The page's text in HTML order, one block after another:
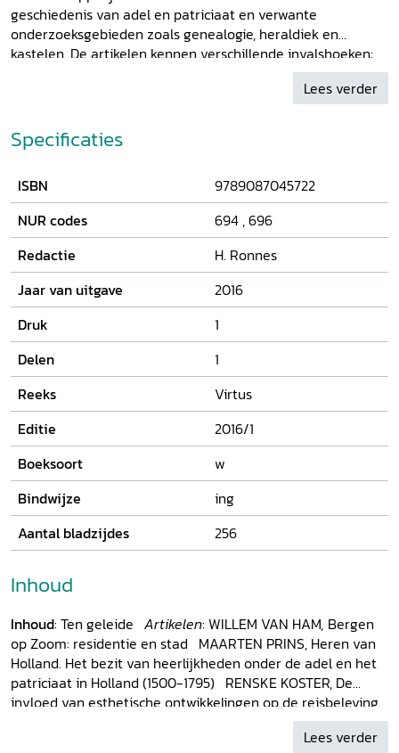
geschiedenis van adel en patriciaat en verwante
onderzoeksgebieden zoals genealogie, heraldiek en
kastelen. De artikelen kennen verschillende invalshoeken:
politiek, sociaaleconomisch, gender, identiteit en materiële
Lees verder
Specificaties
ISBN
9789087045722
NUR codes
694 ,696
Redactie
H. Ronnes
Jaar van uitgave
2016
Druk
1
Delen
1
Reeks
Virtus
Editie
2016/1
Boeksoort
w
Bindwijze
ing
Aantal bladzijdes
256
Inhoud
Inhoud: Ten geleide Artikelen: WILLEM VAN HAM, Bergen
op Zoom: residentie en stad MAARTEN PRINS, Heren van
Holland. Het bezit van heerlijkheden onder de adel en het
patriciaat in Holland (1500-1795) RENSKE KOSTER, De
invloed van esthetische ontwikkelingen op de reisbeleving.
De waardering van Engelse en Duitse adellijke residenties
door Nederlandse reizigers in de achttiende eeuw LEON
Lees verder